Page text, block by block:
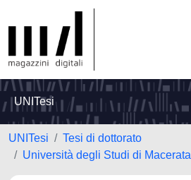
UNITesi
UNITesi
Tesi di dottorato
Università degli Studi di Macerata